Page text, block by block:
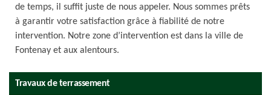
de temps, il suffit juste de nous appeler. Nous sommes prêts
à garantir votre satisfaction grâce à fiabilité de notre
intervention. Notre zone d’intervention est dans la ville de
Fontenay et aux alentours.
Travaux de terrassement